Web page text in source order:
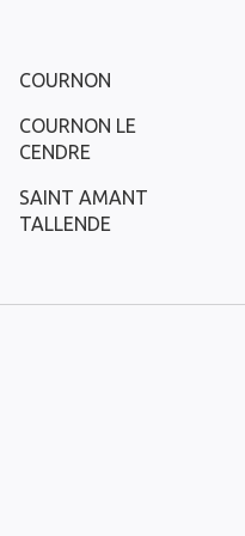
COURNON
COURNON LE
CENDRE
SAINT AMANT
TALLENDE